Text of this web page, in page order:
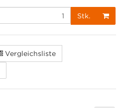
Stk.
Vergleichsliste